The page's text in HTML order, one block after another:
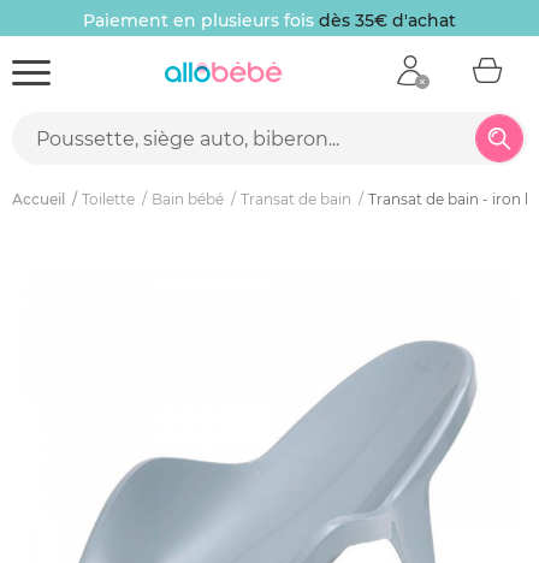
Paiement en plusieurs fois dès 35€ d'achat
Accueil Toilette Bain bébé Transat de bain Transat de bain - iron